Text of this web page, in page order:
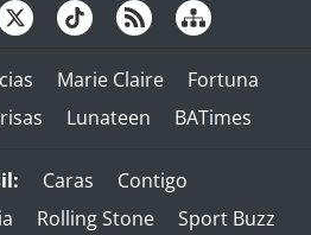
Marie Claire
Fortuna
Lunateen BATimes
Caras
Contigo
Rolling Stone Sport Buzz